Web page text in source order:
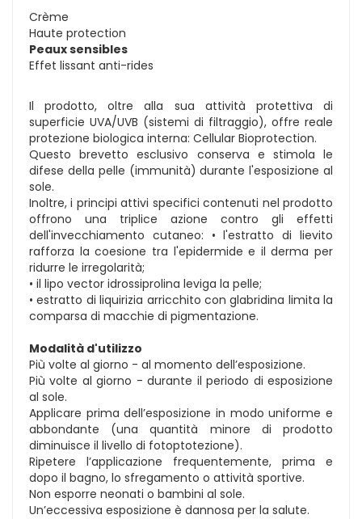
Crème
Haute protection
Peaux sensibles
Effet lissant anti-rides
Il prodotto, oltre alla sua attività protettiva di
superficie UVA/UVB (sistemi di filtraggio), offre reale
protezione biologica interna: Cellular Bioprotection.
Questo brevetto esclusivo conserva e stimola le
difese della pelle (immunità) durante l'esposizione al
sole.
Inoltre, i principi attivi specifici contenuti nel prodotto
offrono una triplice azione contro gli effetti
dell'invecchiamento cutaneo: • l'estratto di lievito
rafforza la coesione tra l'epidermide e il derma per
ridurre le irregolarità;
• il lipo vector idrossiprolina leviga la pelle;
• estratto di liquirizia arricchito con glabridina limita la
comparsa di macchie di pigmentazione.
Modalità d'utilizzo
Più volte al giorno - al momento dell’esposizione.
Più volte al giorno - durante il periodo di esposizione
al sole.
Applicare prima dell’esposizione in modo uniforme e
abbondante (una quantità minore di prodotto
diminuisce il livello di fotoptotezione).
Ripetere l’applicazione frequentemente, prima e
dopo il bagno, lo sfregamento o attività sportive.
Non esporre neonati o bambini al sole.
Un’eccessiva esposizione è dannosa per la salute.